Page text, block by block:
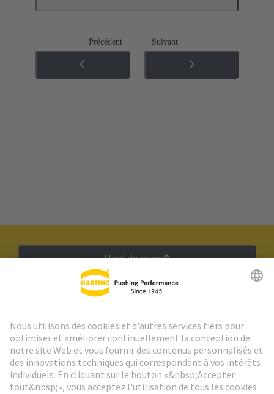
Précédent Suivant
Haut de page
Aller à l'inscription